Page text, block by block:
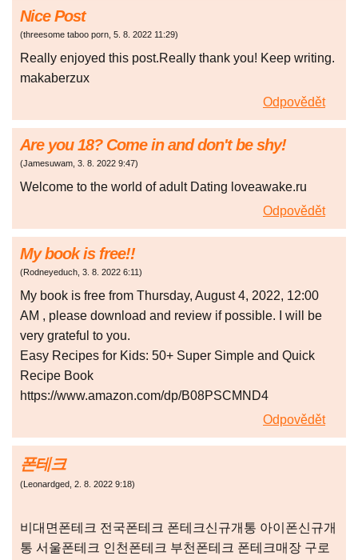
Nice Post
(threesome taboo porn, 5. 8. 2022 11:29)
Really enjoyed this post.Really thank you! Keep writing.
makaberzux
Odpovědět
Are you 18? Come in and don't be shy!
(Jamesuwam, 3. 8. 2022 9:47)
Welcome to the world of adult Dating loveawake.ru
Odpovědět
My book is free!!
(Rodneyeduch, 3. 8. 2022 6:11)
My book is free from Thursday, August 4, 2022, 12:00
AM , please download and review if possible. I will be
very grateful to you.
Easy Recipes for Kids: 50+ Super Simple and Quick
Recipe Book
https://www.amazon.com/dp/B08PSCMND4
Odpovědět
폰테크
(Leonardged, 2. 8. 2022 9:18)
비대면폰테크 전국폰테크 폰테크신규개통 아이폰신규개
통 서울폰테크 인천폰테크 부천폰테크 폰테크매장 구로